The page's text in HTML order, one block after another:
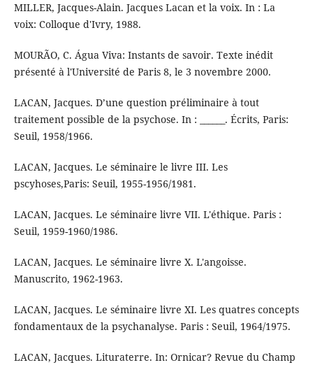
MILLER, Jacques-Alain. Jacques Lacan et la voix. In : La
voix: Colloque d'Ivry, 1988.
MOURÃO, C. Água Viva: Instants de savoir. Texte inédit
présenté à l'Université de Paris 8, le 3 novembre 2000.
LACAN, Jacques. D’une question préliminaire à tout
traitement possible de la psychose. In : ______. Écrits, Paris:
Seuil, 1958/1966.
LACAN, Jacques. Le séminaire le livre III. Les
pscyhoses,Paris: Seuil, 1955-1956/1981.
LACAN, Jacques. Le séminaire livre VII. L'éthique. Paris :
Seuil, 1959-1960/1986.
LACAN, Jacques. Le séminaire livre X. L'angoisse.
Manuscrito, 1962-1963.
LACAN, Jacques. Le séminaire livre XI. Les quatres concepts
fondamentaux de la psychanalyse. Paris : Seuil, 1964/1975.
LACAN, Jacques. Lituraterre. In: Ornicar? Revue du Champ